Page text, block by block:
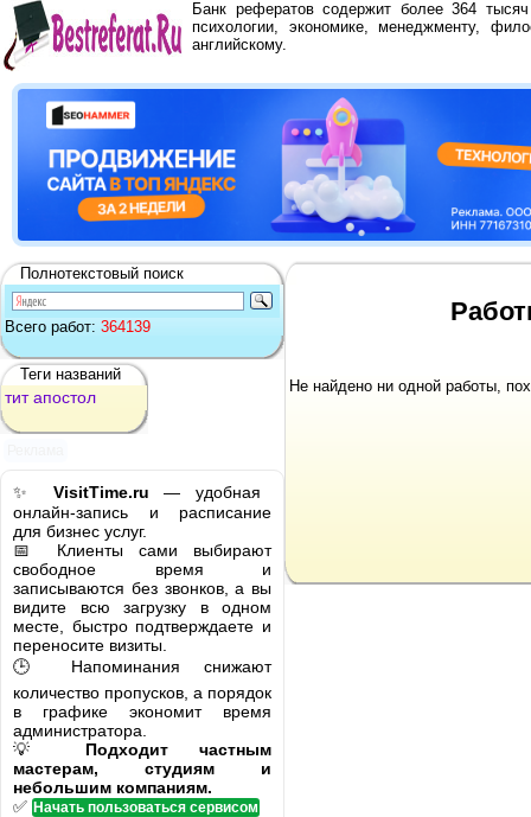
Банк рефератов содержит более 364
психологии, экономике, менеджменту,
английскому.
Полнотекстовый поиск
Всего работ: 364139
Теги названий
тит апостол
✨ VisitTime.ru — удобная
онлайн-запись и расписание
для бизнес услуг.
📅 Клиенты сами выбирают
свободное время и
записываются без звонков, а вы
видите всю загрузку в одном
месте, быстро подтверждаете и
переносите визиты.
🕒 Напоминания снижают
количество пропусков, а порядок
в графике экономит время
администратора.
💡 Подходит частным
мастерам, студиям и
небольшим компаниям.
✅ Начать пользоваться сервисом
Не найдено ни одной работы,